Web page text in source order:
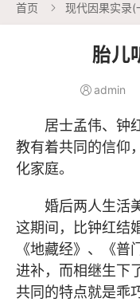
首页  现代因果实录(
胎儿
 admin
居士孟伟、钟
教有着共同的信仰
化家庭。
婚后两人生活
这期间，比钟红结
《地藏经》、《
进补，而相继生下
共同的特点就是乖